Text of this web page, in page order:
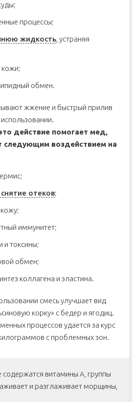
процессы;
жидкость, устраняя
кожи;
обмен.
жжение и быстрый прилив
действие помогает мед,
следующим воздействием на
отеков;
иммунитет;
и токсины;
обмен;
коллагена и эластина.
смесь улучшает вид
корку» с бедер и ягодиц.
процессов удается за курс
с проблемных зон.
витамины А, группы
и разглаживает морщины,